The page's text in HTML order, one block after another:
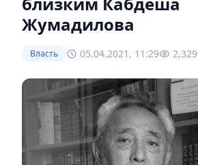
Жумадилова
Власть 05.04.2021, 11:29 2,329